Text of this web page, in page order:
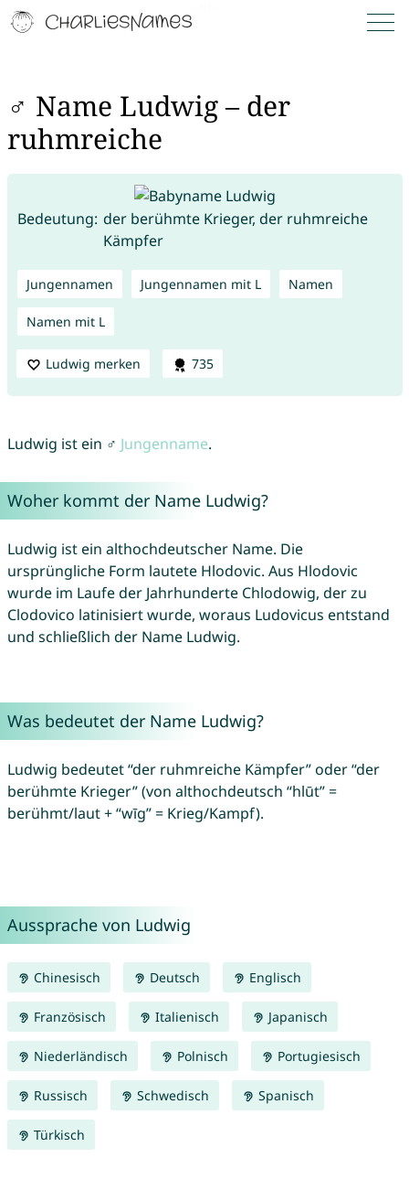
♂ Name Ludwig – der
ruhmreiche
Bedeutung: der berühmte Krieger, der ruhmreiche
Kämpfer
Jungennamen Jungennamen mit L Namen
Namen mit L
Ludwig merken 735
Ludwig ist ein ♂ Jungenname.
Woher kommt der Name Ludwig?
Ludwig ist ein althochdeutscher Name. Die
ursprüngliche Form lautete Hlodovic. Aus Hlodovic
wurde im Laufe der Jahrhunderte Chlodowig, der zu
Clodovico latinisiert wurde, woraus Ludovicus entstand
und schließlich der Name Ludwig.
Was bedeutet der Name Ludwig?
Ludwig bedeutet “der ruhmreiche Kämpfer” oder “der
berühmte Krieger” (von althochdeutsch “hlūt” =
berühmt/laut + “wīg” = Krieg/Kampf).
Aussprache von Ludwig
Chinesisch Deutsch Englisch
Französisch Italienisch Japanisch
Niederländisch Polnisch Portugiesisch
Russisch Schwedisch Spanisch
Türkisch